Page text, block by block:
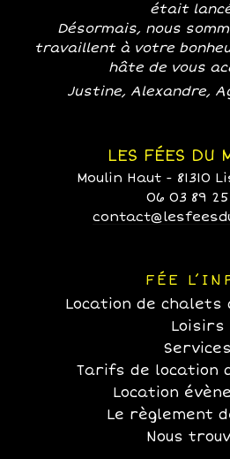
était
Désormais, nous
travaillent à votre
hâte de vous
Justine, Alexandre,
LES FÉES DU
Moulin Haut - 81310
06 03 89 25
FÉE
Location de chalets
Loisirs
Services
Tarifs de location
Location
Le règlement
Nous